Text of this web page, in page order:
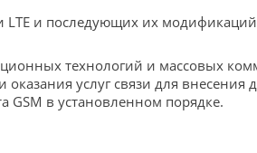
и последующих их
технологий и массовых
услуг связи для
GSM в установленном порядке.